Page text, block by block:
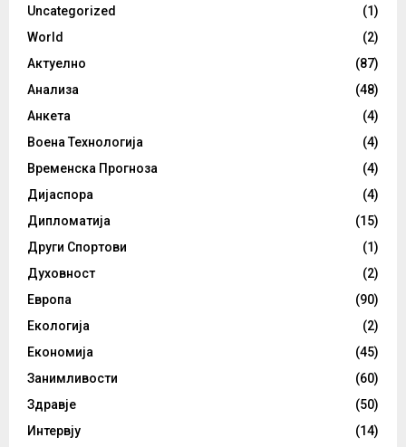
Uncategorized
(1)
World
(2)
Актуелно
(87)
Анализа
(48)
Анкета
(4)
Воена Технологија
(4)
Временска Прогноза
(4)
Дијаспора
(4)
Дипломатија
(15)
Други Спортови
(1)
Духовност
(2)
Европа
(90)
Екологија
(2)
Економија
(45)
Занимливости
(60)
Здравје
(50)
Интервју
(14)